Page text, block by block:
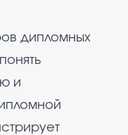
дипломных
и